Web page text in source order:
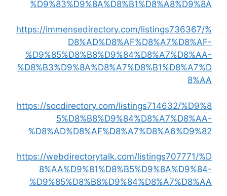
%D9%83%D9%8A%D8%B1%D8%A8%D9%8A
https://immensedirectory.com/listings736367/%
D8%AD%D8%AF%D8%A7%D8%AF-
%D9%85%D8%B8%D9%84%D8%A7%D8%AA-
%D8%B3%D9%8A%D8%A7%D8%B1%D8%A7%D
8%AA
https://socdirectory.com/listings714632/%D9%8
5%D8%B8%D9%84%D8%A7%D8%AA-
%D8%AD%D8%AF%D8%A7%D8%A6%D9%82
https://webdirectorytalk.com/listings707771/%D
8%AA%D9%81%D8%B5%D9%8A%D9%84-
%D9%85%D8%B8%D9%84%D8%A7%D8%AA